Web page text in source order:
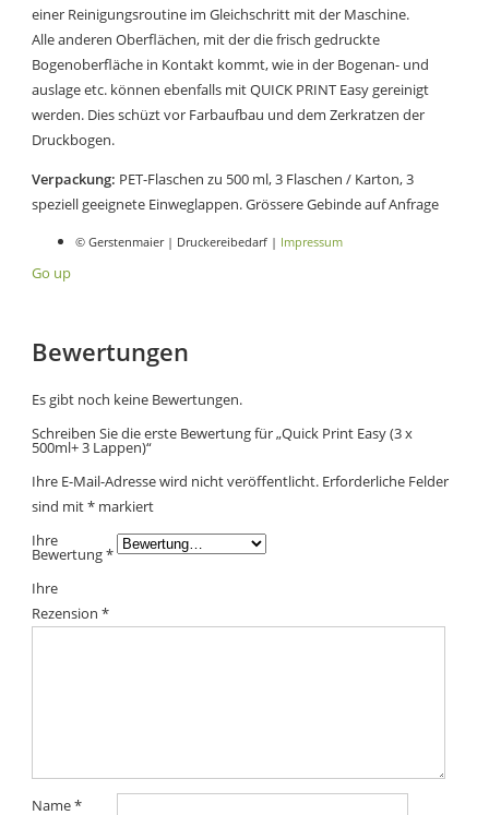
einer Reinigungsroutine im Gleichschritt mit der Maschine.
Alle anderen Oberflächen, mit der die frisch gedruckte
Bogenoberfläche in Kontakt kommt, wie in der Bogenan- und
auslage etc. können ebenfalls mit QUICK PRINT Easy gereinigt
werden. Dies schüzt vor Farbaufbau und dem Zerkratzen der
Druckbogen.
Verpackung: PET-Flaschen zu 500 ml, 3 Flaschen / Karton, 3
speziell geeignete Einweglappen. Grössere Gebinde auf Anfrage
© Gerstenmaier | Druckereibedarf | Impressum
Go up
Bewertungen
Es gibt noch keine Bewertungen.
Schreiben Sie die erste Bewertung für „Quick Print Easy (3 x
500ml+ 3 Lappen)“
Ihre E-Mail-Adresse wird nicht veröffentlicht. Erforderliche Felder
sind mit* markiert
Ihre
Bewertung*
Ihre
Rezension*
Name*